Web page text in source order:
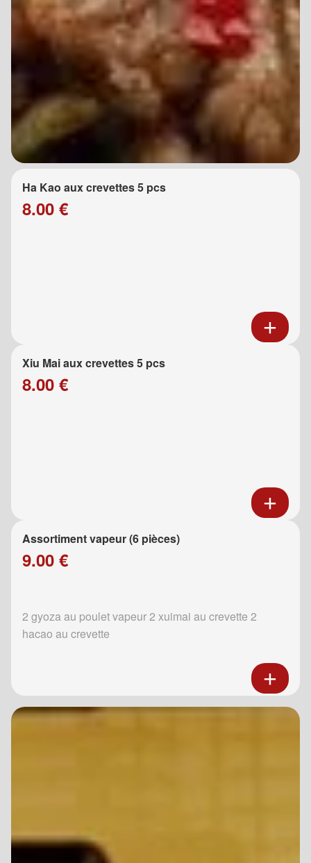
Ha Kao aux crevettes 5 pcs
8.00 €
Xiu Mai aux crevettes 5 pcs
8.00 €
Assortiment vapeur (6 pièces)
9.00 €
2 gyoza au poulet vapeur 2 xuimai au crevette 2
hacao au crevette